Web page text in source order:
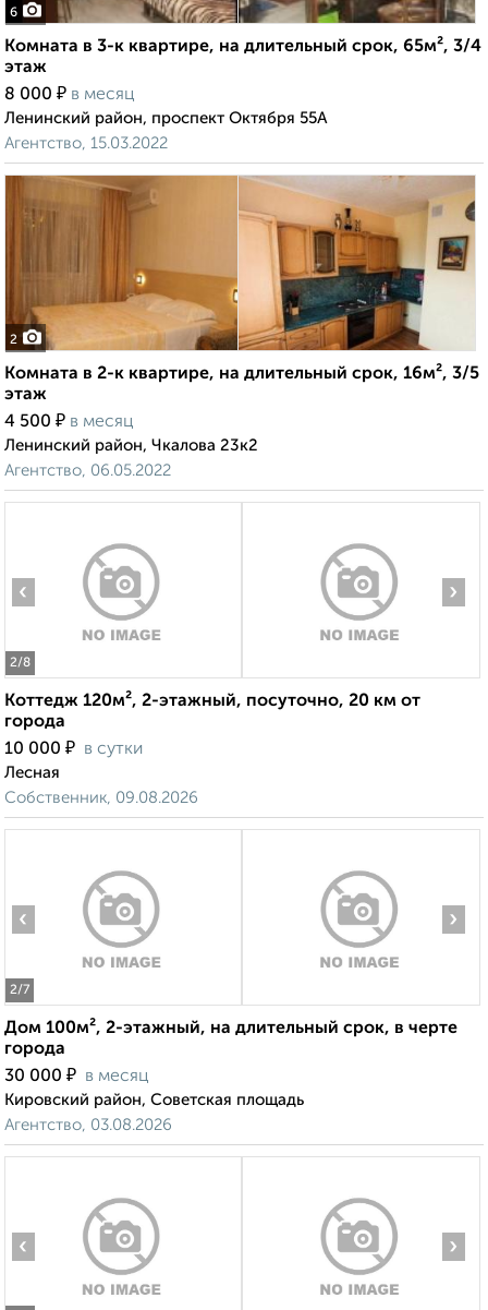
6
Комната в 3-к квартире, на длительный срок, 65м², 3/4
этаж
8 000 ₽ в месяц
Ленинский район, проспект Октября 55А
Агентство, 15.03.2022
2
Комната в 2-к квартире, на длительный срок, 16м², 3/5
этаж
4 500 ₽ в месяц
Ленинский район, Чкалова 23к2
Агентство, 06.05.2022
2/8
‹ ›
Коттедж 120м², 2-этажный, посуточно, 20 км от
города
10 000 ₽ в сутки
Лесная
Собственник, 09.08.2026
2/7
‹ ›
Дом 100м², 2-этажный, на длительный срок, в черте
города
30 000 ₽ в месяц
Кировский район, Советская площадь
Агентство, 03.08.2026
‹ ›